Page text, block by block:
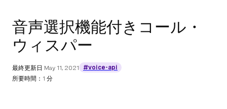
音声選択機能付きコール・
ウィスパー
最終更新日 May 11, 2021
#voice-api
所要時間：1 分